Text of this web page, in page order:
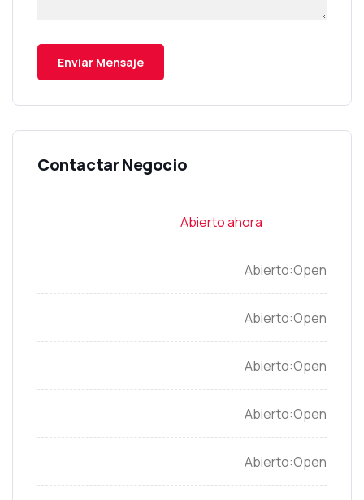
Open
Open
Open
Open
Open